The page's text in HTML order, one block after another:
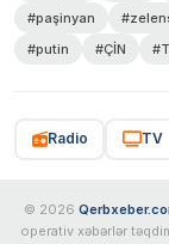
#paşinyan
#putin
#ÇİN
Radio TV
© 2026
operativ xəbərlər